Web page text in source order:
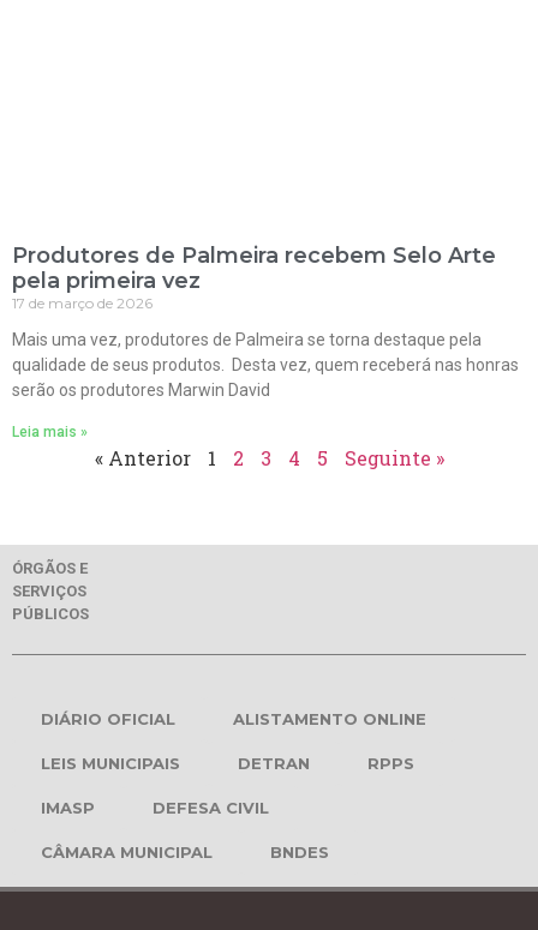
Produtores de Palmeira recebem Selo Arte
pela primeira vez
17 de março de 2026
Mais uma vez, produtores de Palmeira se torna destaque pela
qualidade de seus produtos. Desta vez, quem receberá nas honras
serão os produtores Marwin David
Leia mais »
« Anterior 1 2 3 4 5 Seguinte »
ÓRGÃOS E
SERVIÇOS
PÚBLICOS
DIÁRIO OFICIAL ALISTAMENTO ONLINE
LEIS MUNICIPAIS DETRAN RPPS
IMASP DEFESA CIVIL
CÂMARA MUNICIPAL BNDES